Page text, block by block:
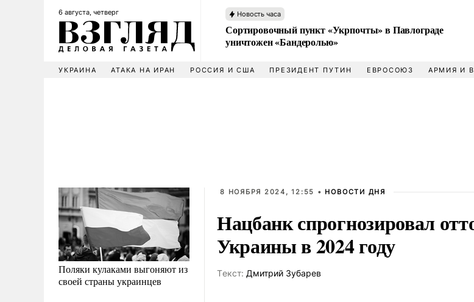
6 августа, четверг Новость часа
Сортировочный пункт «Укрпочты» в Павлограде
уничтожен «Бандеролью»
УКРАИНА АТАКА НА ИРАН РОССИЯ И США ПРЕЗИДЕНТ ПУТИН ЕВРОСОЮЗ АРМИЯ И
Поляки кулаками выгоняют из
своей страны украинцев
8 НОЯБРЯ 2024, 12:55 • НОВОСТИ ДНЯ
Нацбанк спрогнозировал
Украины в 2024 году
Tекст: Дмитрий Зубарев